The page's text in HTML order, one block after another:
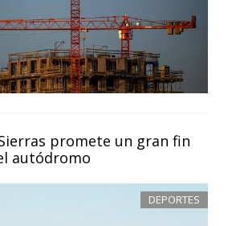
promete un gran fin
autódromo
DEPORTES